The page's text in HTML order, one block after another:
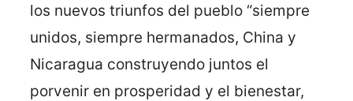
los nuevos triunfos del pueblo “siempre
unidos, siempre hermanados, China y
Nicaragua construyendo juntos el
porvenir en prosperidad y el bienestar,